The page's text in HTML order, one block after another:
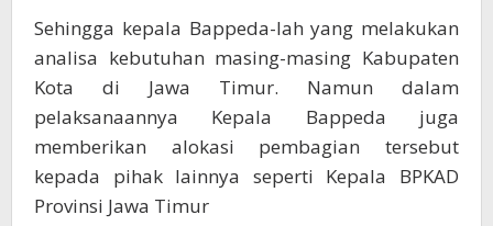
Sehingga kepala Bappeda-lah yang melakukan
analisa kebutuhan masing-masing Kabupaten
Kota di Jawa Timur. Namun dalam
pelaksanaannya Kepala Bappeda juga
memberikan alokasi pembagian tersebut
kepada pihak lainnya seperti Kepala BPKAD
Provinsi Jawa Timur